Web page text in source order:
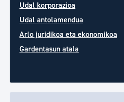
Udal korporazioa
Udal antolamendua
Arlo juridikoa eta ekonomikoa
Gardentasun atala